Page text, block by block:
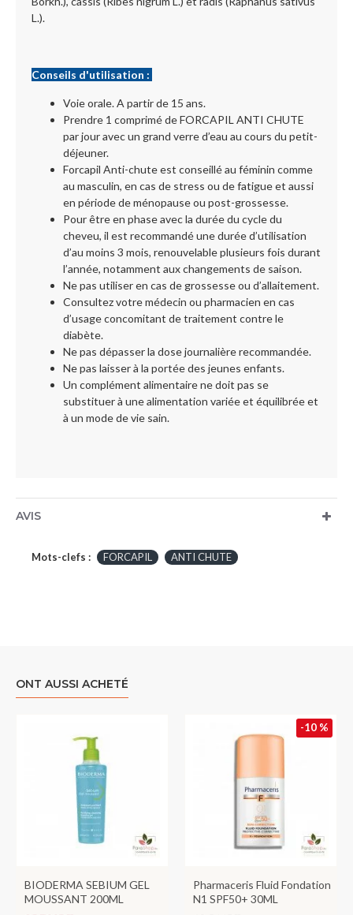
L.).
Conseils d'utilisation :
Voie orale. A partir de 15 ans.
Prendre 1 comprimé de FORCAPIL ANTI CHUTE
par jour avec un grand verre d’eau au cours du petit-
déjeuner.
Forcapil Anti-chute est conseillé au féminin comme
au masculin, en cas de stress ou de fatigue et aussi
en période de ménopause ou post-grossesse.
Pour être en phase avec la durée du cycle du
cheveu, il est recommandé une durée d’utilisation
d’au moins 3 mois, renouvelable plusieurs fois durant
l’année, notamment aux changements de saison.
Ne pas utiliser en cas de grossesse ou d’allaitement.
Consultez votre médecin ou pharmacien en cas
d’usage concomitant de traitement contre le
diabète.
Ne pas dépasser la dose journalière recommandée.
Ne pas laisser à la portée des jeunes enfants.
Un complément alimentaire ne doit pas se
substituer à une alimentation variée et équilibrée et
à un mode de vie sain.
AVIS
Mots-clefs : FORCAPIL ANTI CHUTE
ONT AUSSI ACHETÉ
BIODERMA SEBIUM GEL
MOUSSANT 200ML
-10 %
Pharmaceris Fluid Fondation
N1 SPF50+ 30ML